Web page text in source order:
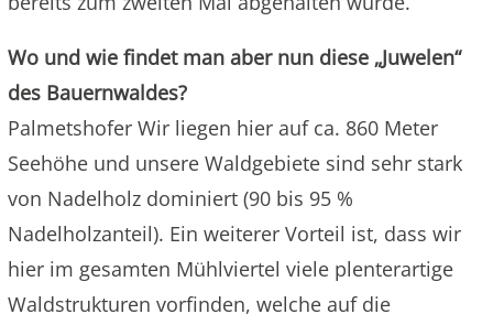
Wo und wie findet man aber nun diese „Juwelen“
des Bauernwaldes?
Palmetshofer Wir liegen hier auf ca. 860 Meter
Seehöhe und unsere Waldgebiete sind sehr stark
von Nadelholz dominiert (90 bis 95 %
Nadelholzanteil). Ein weiterer Vorteil ist, dass wir
hier im gesamten Mühlviertel viele plenterartige
Waldstrukturen vorfinden, welche auf die